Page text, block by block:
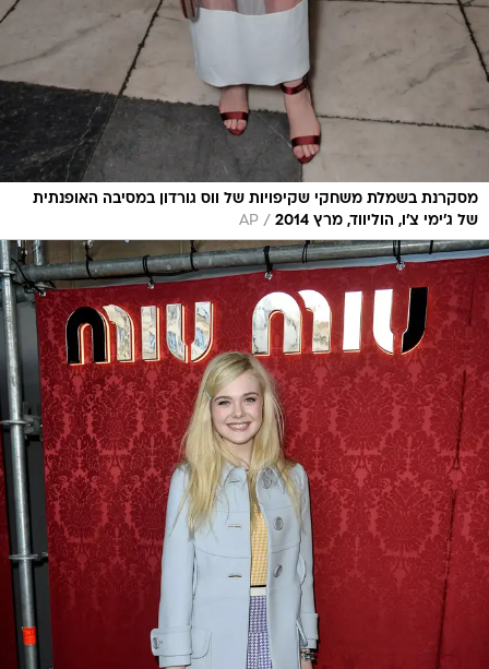
מסקרנת בשמלת משחקי שקיפויות של ווס גורדון במסיבה האופנתית
של ג'ימי צ'ו, הוליווד, מרץ 2014
/
AP